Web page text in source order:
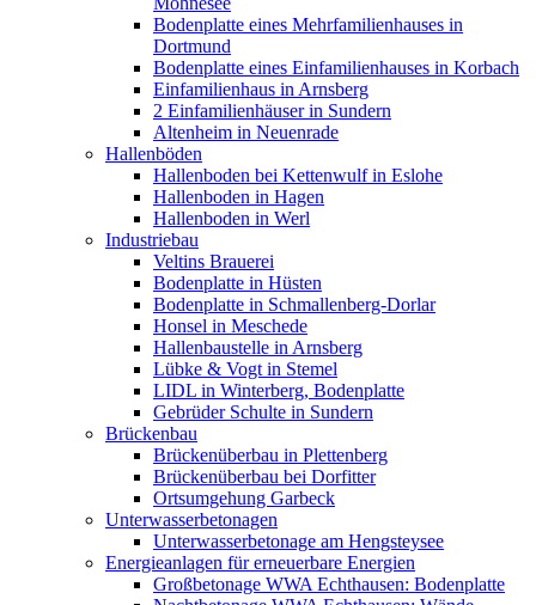
Bodenplatte eines Mehrfamilienhauses in
Dortmund
Bodenplatte eines Einfamilienhauses in Korbach
Einfamilienhaus in Arnsberg
2 Einfamilienhäuser in Sundern
Altenheim in Neuenrade
Hallenböden
Hallenboden bei Kettenwulf in Eslohe
Hallenboden in Hagen
Hallenboden in Werl
Industriebau
Veltins Brauerei
Bodenplatte in Hüsten
Bodenplatte in Schmallenberg-Dorlar
Honsel in Meschede
Hallenbaustelle in Arnsberg
Lübke & Vogt in Stemel
LIDL in Winterberg, Bodenplatte
Gebrüder Schulte in Sundern
Brückenbau
Brückenüberbau in Plettenberg
Brückenüberbau bei Dorfitter
Ortsumgehung Garbeck
Unterwasserbetonagen
Unterwasserbetonage am Hengsteysee
Energieanlagen für erneuerbare Energien
Großbetonage WWA Echthausen: Bodenplatte